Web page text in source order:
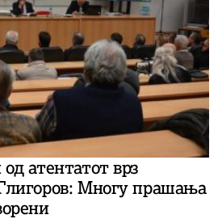
атентатот врз
Многу прашања